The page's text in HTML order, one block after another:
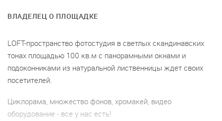
ВЛАДЕЛЕЦ О ПЛОЩАДКЕ
LOFT-пространство фотостудия в светлых скандинавских
тонах площадью 100 кв.м с панорамными окнами и
подоконниками из натуральной лиственницы ждет своих
посетителей.
Циклорама, множество фонов, хромакей, видео
оборудование - все у нас есть!